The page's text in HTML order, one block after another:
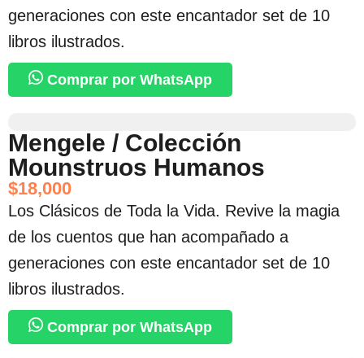
generaciones con este encantador set de 10
libros ilustrados.
Comprar por WhatsApp
Mengele / Colección
Mounstruos Humanos
$18,000
Los Clásicos de Toda la Vida. Revive la magia
de los cuentos que han acompañado a
generaciones con este encantador set de 10
libros ilustrados.
Comprar por WhatsApp